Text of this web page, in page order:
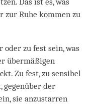
zur Ruhe kommen zu
zu fest sein, was
übermäßigen
Zu fest, zu sensibel
gegenüber der
sie anzustarren